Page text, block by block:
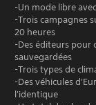
-Un mode libre
-Trois campagnes
20 heures
-Des éditeurs pour
sauvegardées
-Trois types de
-Des véhicules
l'identique